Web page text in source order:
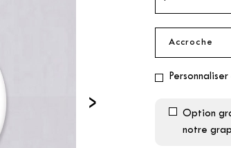
›
Option
notre